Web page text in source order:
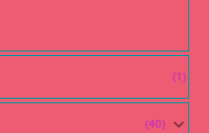
(1)
(40)